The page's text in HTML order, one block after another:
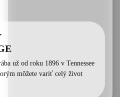
už od roku 1896 v Tennessee
môžete variť celý život